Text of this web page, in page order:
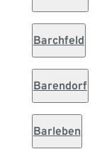
Barchfeld
Barendorf
Barleben